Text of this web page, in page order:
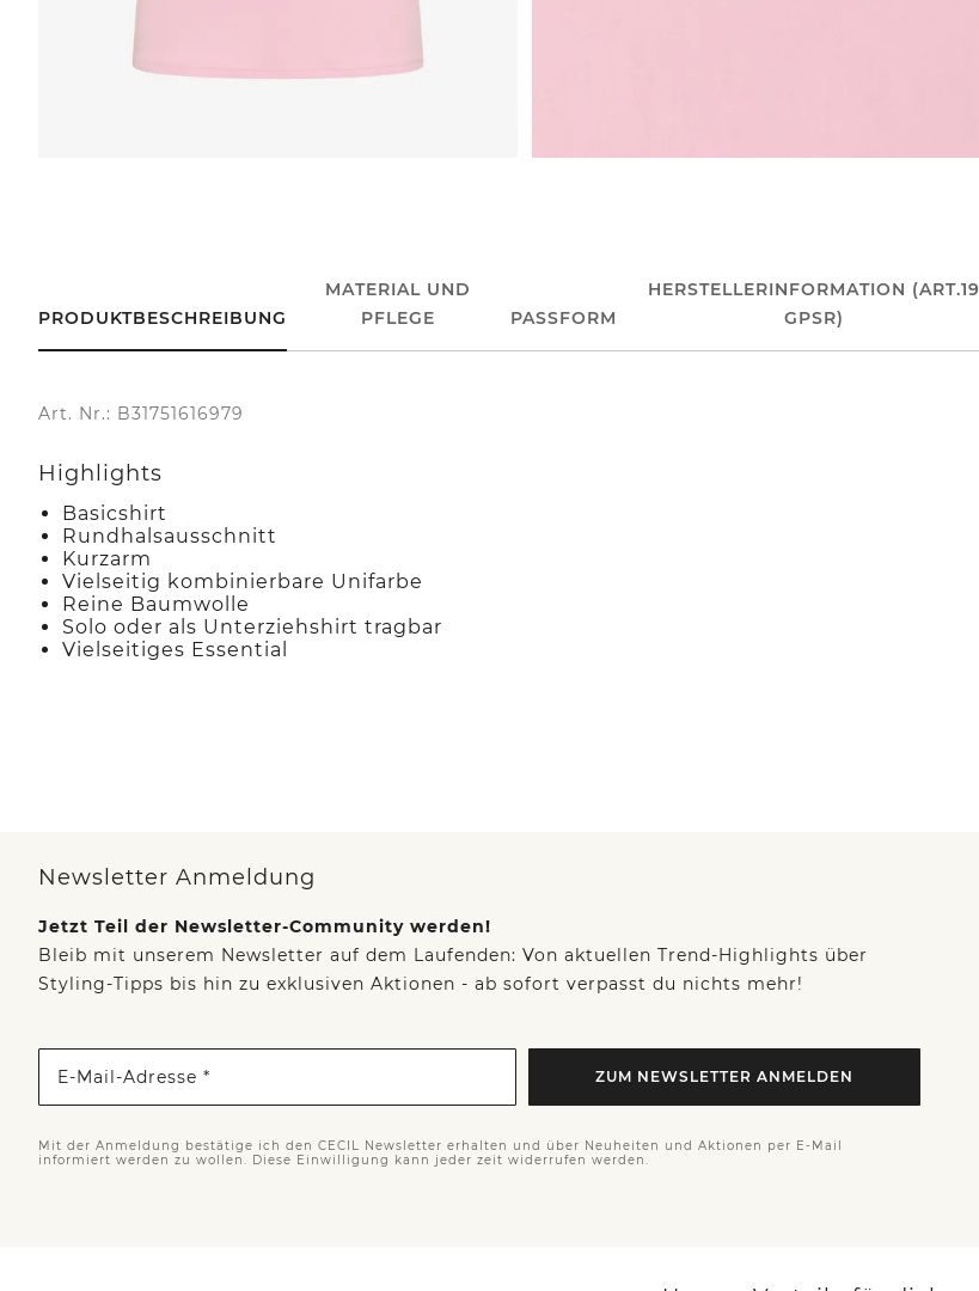
PRODUKTBESCHREIBUNG
MATERIAL UND
PFLEGE
PASSFORM
HERSTELLERINFORMATION (ART.19
GPSR)
Art. Nr.: B31751616979
Highlights
Basicshirt
Rundhalsausschnitt
Kurzarm
Vielseitig kombinierbare Unifarbe
Reine Baumwolle
Solo oder als Unterziehshirt tragbar
Vielseitiges Essential
Newsletter Anmeldung
Jetzt Teil der Newsletter-Community werden!
Bleib mit unserem Newsletter auf dem Laufenden: Von aktuellen Trend-Highlights über
Styling-Tipps bis hin zu exklusiven Aktionen - ab sofort verpasst du nichts mehr!
E-Mail-Adresse * ZUM NEWSLETTER ANMELDEN
Mit der Anmeldung bestätige ich den CECIL Newsletter erhalten und über Neuheiten und Aktionen per E-Mail
informiert werden zu wollen. Diese Einwilligung kann jeder zeit widerrufen werden.